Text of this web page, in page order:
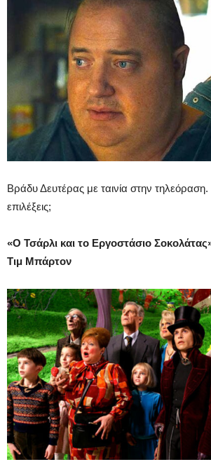
Βράδυ Δευτέρας με ταινία στην
επιλέξεις;
«Ο Τσάρλι και το Εργοστάσιο
Τιμ Μπάρτον